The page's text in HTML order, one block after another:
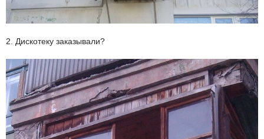
2. Дискотеку заказывали?